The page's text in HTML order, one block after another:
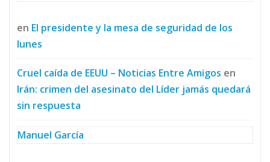
en El presidente y la mesa de seguridad de los
lunes
Cruel caída de EEUU – Noticias Entre Amigos en
Irán: crimen del asesinato del Líder jamás quedará
sin respuesta
Manuel García